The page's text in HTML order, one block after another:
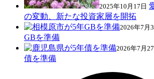
2025年10月17日
の変動、新たな投資家層を開拓
2026年7月
GBを準備
2026年7月
債を準備